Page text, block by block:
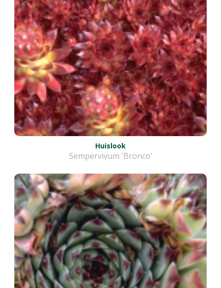
Huislook
Sempervivum 'Bronco'